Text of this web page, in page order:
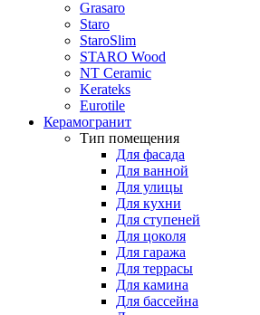
Grasaro
Staro
StaroSlim
STARO Wood
NT Ceramic
Kerateks
Eurotile
Керамогранит
Тип помещения
Для фасада
Для ванной
Для улицы
Для кухни
Для ступеней
Для цоколя
Для гаража
Для террасы
Для камина
Для бассейна